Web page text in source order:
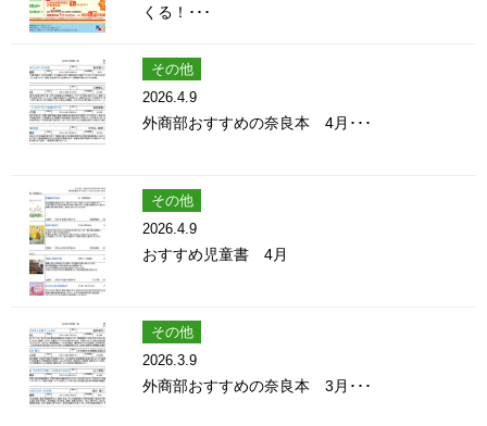
くる！･･･
その他
2026.4.9
外商部おすすめの奈良本 4月･･･
その他
2026.4.9
おすすめ児童書 4月
その他
2026.3.9
外商部おすすめの奈良本 3月･･･